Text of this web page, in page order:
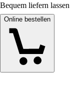
Bequem liefern lassen
Online bestellen